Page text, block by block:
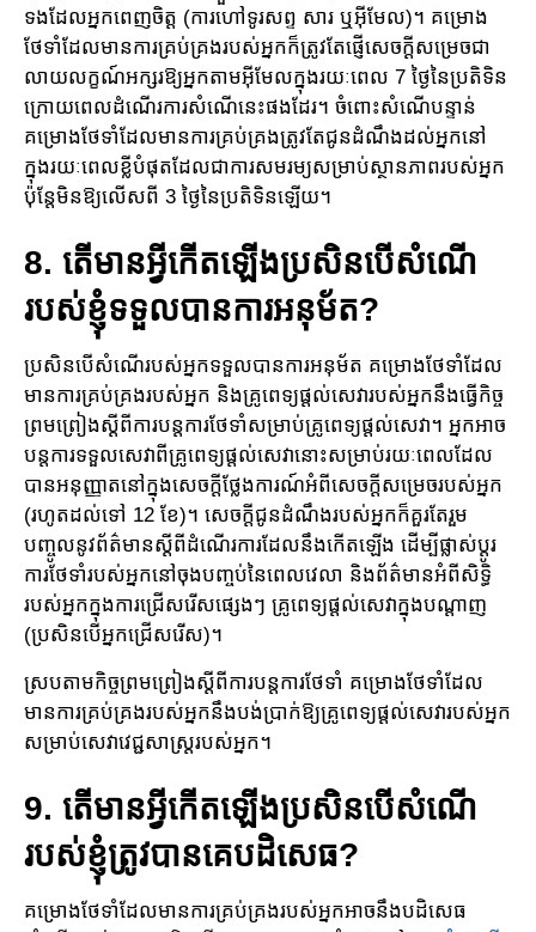
ទង​​ដែលអ្នកពេញចិត្ត (ការហៅទូរសព្ទ សារ ឬ​អ៊ី​មែល​)។ គម្រោង​
ថែទាំ​ដែល​មាន​ការ​គ្រប់​គ្រង​របស់​អ្នក​ក៏​ត្រូវ​តែ​ផ្ញើសេចក្ដី​សម្រេចជា
លាយលក្ខណ៍អក្សរឱ្យអ្នកតាមអ៊ីមែលក្នុងរយៈពេល​ 7 ថ្ងៃនៃ​ប្រតិទិន
ក្រោយ​ពេ​ល​ដំណើរការសំណើនេះផងដែរ។ ចំពោះសំណើបន្ទាន់
គម្រោងថែទាំដែលមានការ​គ្រប់គ្រងត្រូវ​តែ​ជូន​ដំណឹ​ង​ដល់អ្នកនៅ
ក្នុងរយៈពេលខ្លីបំផុតដែលជាការសមរម្យសម្រាប់ស្ថានភាពរបស់អ្នក
ប៉ុន្តែ​មិ​ន​ឱ្យ​លើស​ពី​ 3 ថ្ងៃនៃ​ប្រតិទិន​ឡើយ។
8. តើមានអ្វីកើតឡើងប្រសិនបើសំណើ​
របស់ខ្ញុំទទួលបានការ​អនុម័ត​?
ប្រសិនបើសំណើ​របស់អ្នកទទួលបានការ​អនុម័ត គម្រោង​ថែទាំដែល​
មានការ​គ្រប់គ្រងរបស់អ្នក និង​គ្រូ​ពេទ្យ​ផ្តល់សេវារបស់អ្នកនឹងធ្វើ​កិច្ច
ព្រមព្រៀងស្ដីពី​ការបន្តការថែទាំសម្រាប់គ្រូពេទ្យ​ផ្តល់សេវា។ អ្នកអា​ច​
បន្ត​ការ​ទទួលសេវាពីគ្រូពេទ្យ​ផ្តល់សេវានោះ​សម្រាប់​រយៈពេលដែល
បានអនុញ្ញាត​នៅក្នុង​សេចក្តី​ថ្លែង​ការណ៍​អំពីសេចក្ដីសម្រេចរបស់អ្នក
(រហូតដល់ទៅ 12 ខែ)។ សេចក្តីជូន​ដំណឹងរបស់​អ្នកក៏គួរ​តែរួម​
បញ្ចូល​នូវ​ព័ត៌មានស្តីពីដំណើរការដែលនឹងកើតឡើង ដើម្បីផ្លាស់ប្តូរ​
ការថែទាំរបស់​អ្នកនៅចុង​បញ្ចប់​នៃ​ពេល​វេលា និងព័ត៌មានអំពីសិទ្ធិ
របស់អ្នកក្នុងការជ្រើសរើសផ្សេងៗ គ្រូពេទ្យផ្តល់សេវាក្នុងបណ្តាញ
(ប្រសិន​បើអ្នកជ្រើសរើស)។
ស្របតាមកិច្ចព្រមព្រៀងស្ដីពី​ការបន្ត​ការថែទាំ គម្រោង​ថែទាំដែល​
មានការ​គ្រប់គ្រងរបស់​អ្នកនឹងបង់​ប្រាក់​ឱ្យ​​គ្រូ​ពេទ្យផ្ដល់សេវា​របស់អ្នក
សម្រាប់សេវាវេជ្ជសាស្រ្តរបស់អ្នក។
9. តើមានអ្វីកើតឡើងប្រសិនបើសំណើ​
របស់ខ្ញុំត្រូវបានគេបដិសេធ​?
គម្រោងថែទាំដែលមានការ​គ្រប់គ្រងរបស់អ្នកអាចនឹង​បដិសេធ